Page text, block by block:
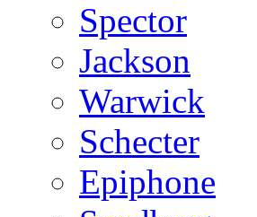
Spector
Jackson
Warwick
Schecter
Epiphone